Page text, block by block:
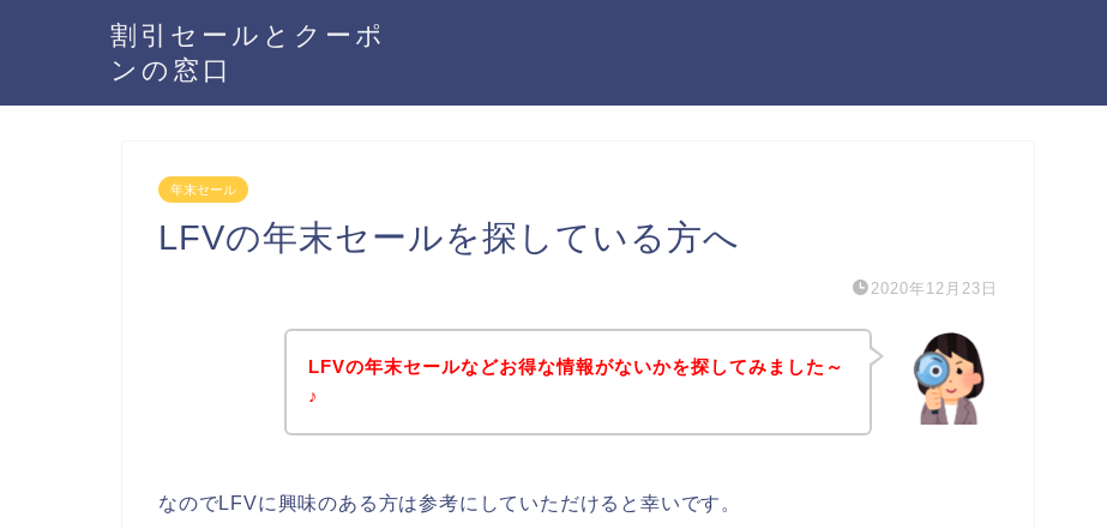
割引セールとクーポ
ンの窓口
年末セール
LFVの年末セールを探している方へ
2020年12月23日
LFVの年末セールなどお得な情報がないかを探してみました～
♪
なのでLFVに興味のある方は参考にしていただけると幸いです。